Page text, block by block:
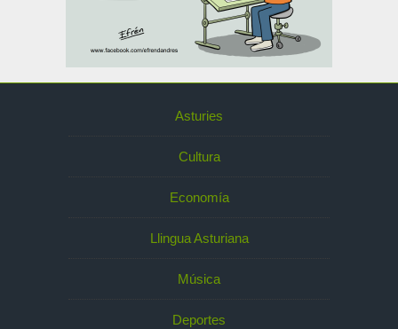
Asturies
Cultura
Economía
Llingua Asturiana
Música
Deportes